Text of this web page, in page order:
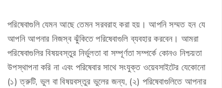
পরিষেবাগুলি যেমন আছে তেমন সরবরাহ করা হয়। আপনি সম্মত হন যে
আপনি আপনার নিজস্ব ঝুঁকিতে পরিষেবাগুলি ব্যবহার করবেন। আমরা
পরিষেবাগুলির বিষয়বস্তুর নির্ভুলতা বা সম্পূর্ণতা সম্পর্কে কোনও নিশ্চয়তা
উপস্থাপনা করি না এবং পরিষেবার সাথে সংযুক্ত ওয়েবসাইটের যেকোনো
(১) ত্রুটি, ভুল বা বিষয়বস্তুর ভুলের জন্য, (২) পরিষেবাগুলিতে আপনার